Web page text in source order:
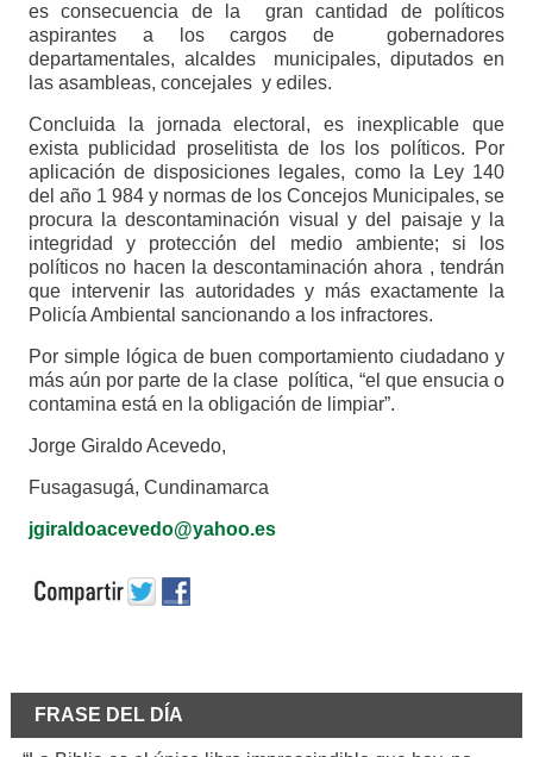
es consecuencia de la gran cantidad de políticos
aspirantes a los cargos de gobernadores
departamentales, alcaldes municipales, diputados en
las asambleas, concejales y ediles.
Concluida la jornada electoral, es inexplicable que
exista publicidad proselitista de los los políticos. Por
aplicación de disposiciones legales, como la Ley 140
del año 1 984 y normas de los Concejos Municipales, se
procura la descontaminación visual y del paisaje y la
integridad y protección del medio ambiente; si los
políticos no hacen la descontaminación ahora , tendrán
que intervenir las autoridades y más exactamente la
Policía Ambiental sancionando a los infractores.
Por simple lógica de buen comportamiento ciudadano y
más aún por parte de la clase política, “el que ensucia o
contamina está en la obligación de limpiar”.
Jorge Giraldo Acevedo,
Fusagasugá, Cundinamarca
jgiraldoacevedo@yahoo.es
FRASE DEL DÍA